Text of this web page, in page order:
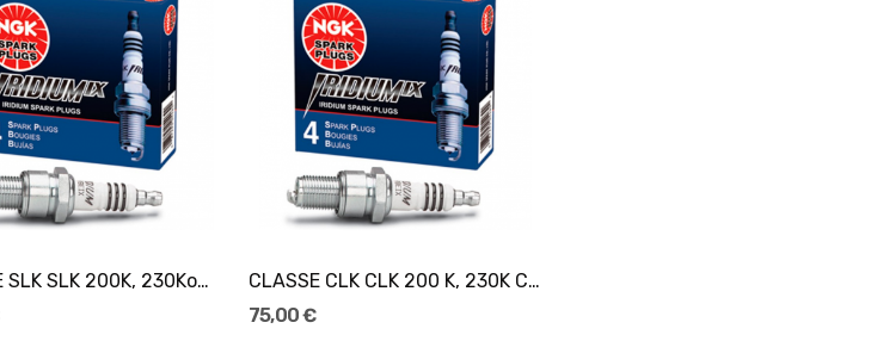
Ajouter Au Panier
CLASSE SLK SLK 200K, 230Komp [163/197ch]...
Ajouter Au Panier
CLASSE CLK CLK 200 K, 230K Coupé,...
75,00 €